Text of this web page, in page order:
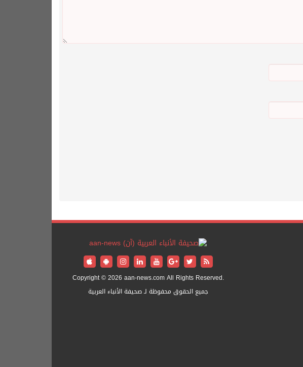
Copyright © 2026 aan-news.com All Rights Reserved.
جميع الحقوق محفوظة لـ صحيفة الأنباء العربية